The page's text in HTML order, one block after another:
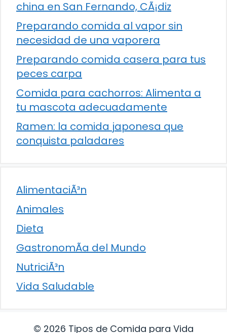
china en San Fernando, CÃ¡diz
Preparando comida al vapor sin
necesidad de una vaporera
Preparando comida casera para tus
peces carpa
Comida para cachorros: Alimenta a
tu mascota adecuadamente
Ramen: la comida japonesa que
conquista paladares
AlimentaciÃ³n
Animales
Dieta
GastronomÃ­a del Mundo
NutriciÃ³n
Vida Saludable
© 2026 Tipos de Comida para Vida